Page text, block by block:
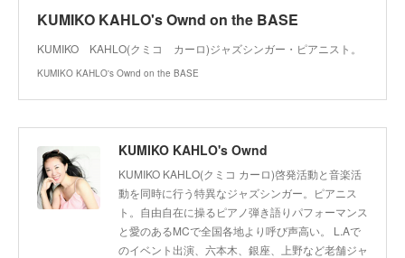
KUMIKO KAHLO's Ownd on the BASE
KUMIKO KAHLO(クミコ カーロ)ジャズシンガー・ピアニスト。
KUMIKO KAHLO's Ownd on the BASE
KUMIKO KAHLO's Ownd
KUMIKO KAHLO(クミコ カーロ)啓発活動と音楽活
動を同時に行う特異なジャズシンガー。ピアニス
ト。自由自在に操るピアノ弾き語りパフォーマンス
と愛のあるMCで全国各地より呼び声高い。 L.Aで
のイベント出演、六本木、銀座、上野など老舗ジャ